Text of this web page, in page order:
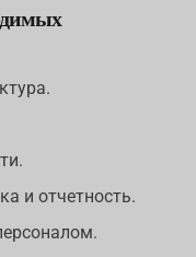
и отчетность.